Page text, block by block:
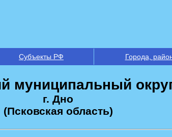
Субъекты РФ Города,
муниципальный
г. Дно
(Псковская область)